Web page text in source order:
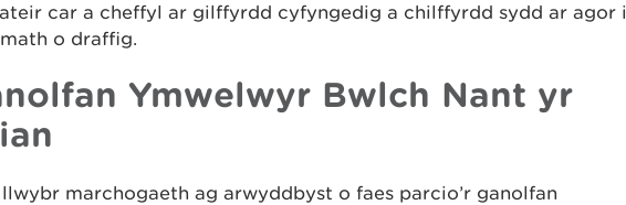
car a cheffyl ar gilffyrdd cyfyngedig a chilffyrdd sydd ar agor i
o draffig.
Ymwelwyr Bwlch Nant yr
llwybr marchogaeth ag arwyddbyst o faes parcio’r ganolfan